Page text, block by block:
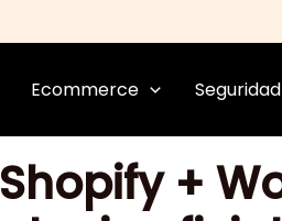
Ecommerce Seguridad
Shopify +